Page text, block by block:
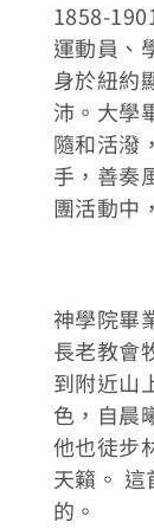
1858-
運動員、
身於紐約
沛。大學
隨和活潑
手，善奏
團活動中
神學院畢
長老教會
到附近山
色，自晨
他也徒步
天籟。
的。